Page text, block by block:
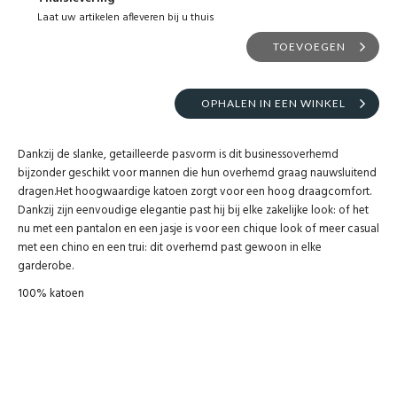
Laat uw artikelen afleveren bij u thuis
TOEVOEGEN
OPHALEN IN EEN WINKEL
Dankzij de slanke, getailleerde pasvorm is dit businessoverhemd
bijzonder geschikt voor mannen die hun overhemd graag nauwsluitend
dragen.Het hoogwaardige katoen zorgt voor een hoog draagcomfort.
Dankzij zijn eenvoudige elegantie past hij bij elke zakelijke look: of het
nu met een pantalon en een jasje is voor een chique look of meer casual
met een chino en een trui: dit overhemd past gewoon in elke
garderobe.
100% katoen